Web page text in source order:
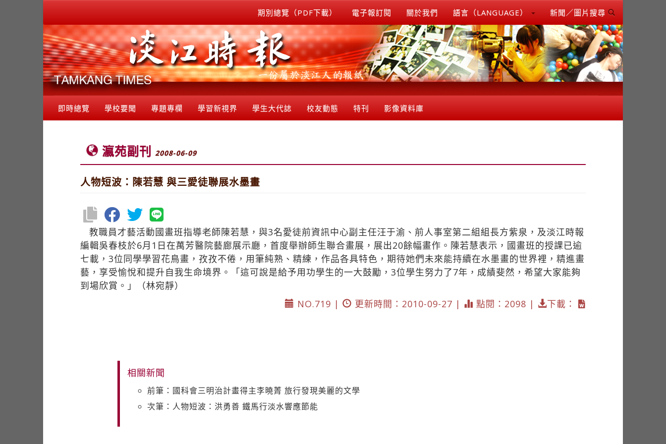
期別總覽（PDF下載） 電子報訂閱 關於我們 語言（LANGUAGE） 新聞／圖片搜尋
即時總覽 學校要聞 專題專欄 學習新視界 學生大代誌 校友動態 特刊 影像資料庫
瀛苑副刊 2008-06-09
人物短波：陳若慧 與三愛徒聯展水墨畫
教職員才藝活動國畫班指導老師陳若慧，與3名愛徒前資訊中心副主任汪于渝、前人事室第二組組長方紫泉，及淡江時報
編輯吳春枝於6月1日在萬芳醫院藝廊展示廳，首度舉辦師生聯合畫展，展出20餘幅畫作。陳若慧表示，國畫班的授課已逾
七載，3位同學學習花鳥畫，孜孜不倦，用筆純熟、精練，作品各具特色，期待她們未來能持續在水墨畫的世界裡，精進畫
藝，享受愉悅和提升自我生命境界。「這可說是給予用功學生的一大鼓勵，3位學生努力了7年，成績斐然，希望大家能夠
到場欣賞。」（林宛靜）
NO.719 |
更新時間：2010-09-27 | 點閱：2098 | 下載：
相關新聞
前筆：國科會三明治計畫得主李曉菁 旅行發現美麗的文學
次筆：人物短波：洪勇善 鐵馬行淡水響應節能